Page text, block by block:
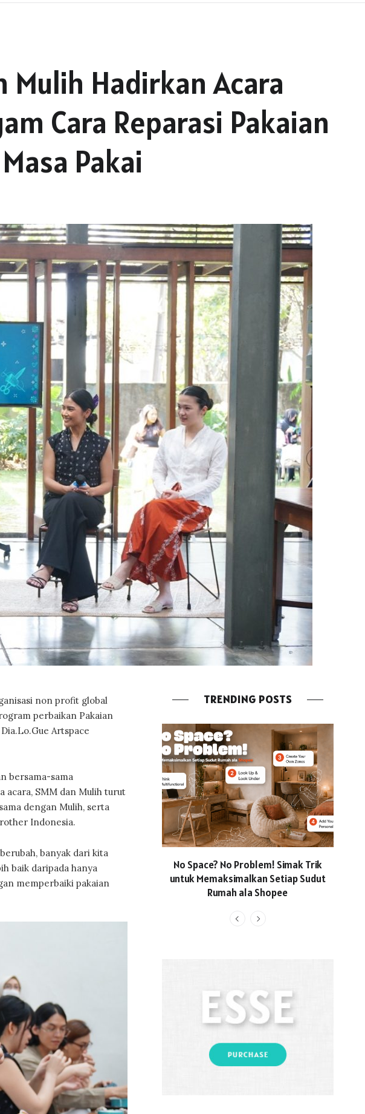
Mulih Hadirkan Acara
Cara Reparasi Pakaian
Pakai
non profit global
perbaikan Pakaian
Artspace
bersama-sama
acara, SMM dan Mulih turut
dengan Mulih, serta
Indonesia.
banyak dari kita
baik daripada hanya
memperbaiki pakaian
TRENDING POSTS
No Space? No Problem! Simak Trik
untuk Memaksimalkan Setiap Sudut
Rumah ala Shopee